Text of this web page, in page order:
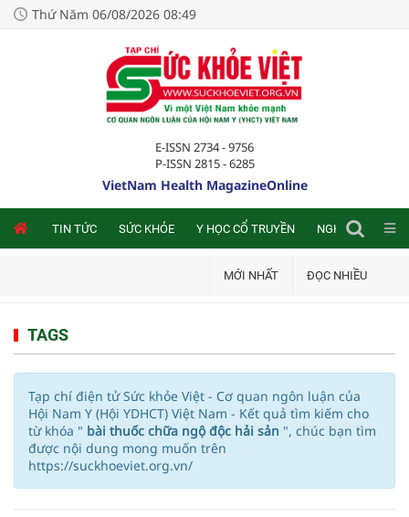
Thứ Năm 06/08/2026 08:49
E-ISSN 2734 - 9756
P-ISSN 2815 - 6285
VietNam Health MagazineOnline
TIN TỨC SỨC KHỎE Y HỌC CỔ TRUYỀN NGHIÊN CỨU
MỚI NHẤT ĐỌC NHIỀU
TAGS
Tạp chí điện tử Sức khỏe Việt - Cơ quan ngôn luận của
Hội Nam Y (Hội YDHCT) Việt Nam - Kết quả tìm kiếm cho
từ khóa " bài thuốc chữa ngộ độc hải sản ", chúc bạn tìm
được nội dung mong muốn trên
https://suckhoeviet.org.vn/